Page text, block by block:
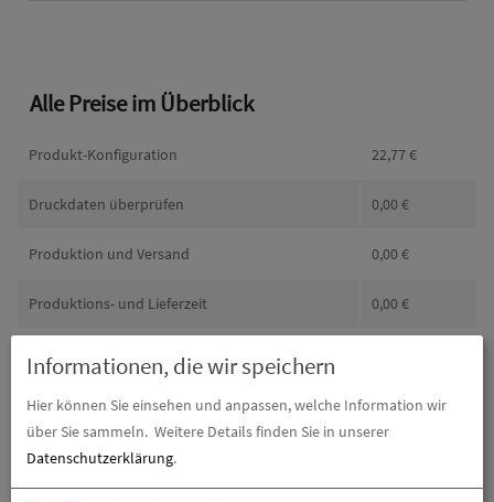
Alle Preise im Überblick
Produkt-Konfiguration 22,77€
Druckdaten überprüfen 0,00€
Produktion und Versand 0,00€
Produktions- und Lieferzeit 0,00€
Gesamtbetrag (netto)
zzgl. 19% MwSt. 4,33€
Gesamtbetrag (brutto)
Informationen, die wir speichern
Hier können Sie einsehen und anpassen, welche Information wir
über Sie sammeln. Weitere Details finden Sie in unserer
Datenschutzerklärung.